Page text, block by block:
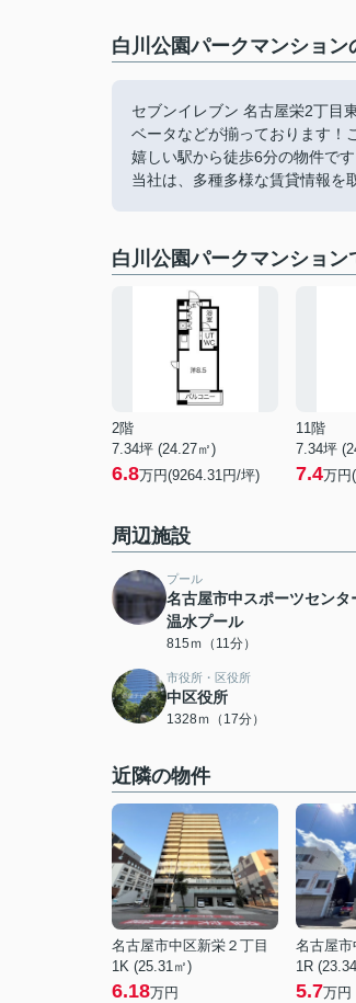
白川公園パークマンショ
セブンイレブン 名古屋栄2丁目
ベータなどが揃っております！
嬉しい駅から徒歩6分の物件で
当社は、多種多様な賃貸情報を
白川公園パークマンション
2階
7.34坪 (24.27㎡)
6.8万円(9264.31円/坪)
11階
7.34坪
7.4万円
周辺施設
プール
名古屋市中スポーツセンタ
温水プール
815ｍ（11分）
市役所・区役所
中区役所
1328ｍ（17分）
近隣の物件
名古屋市中区新栄２丁目
1K (25.31㎡)
6.18万円
名古屋市
1R
5.7万円